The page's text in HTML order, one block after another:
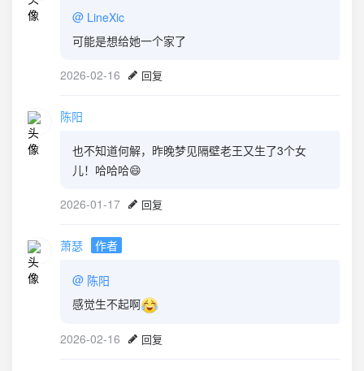
@ LineXic
可能是想给她一个家了
2026-02-16 回复
陈阳
也不知道何解，昨晚梦见隔壁老王又生了3个女
儿！哈哈哈😄
2026-01-17 回复
萧瑟 作者
@ 陈阳
感觉生不起啊
2026-02-16 回复